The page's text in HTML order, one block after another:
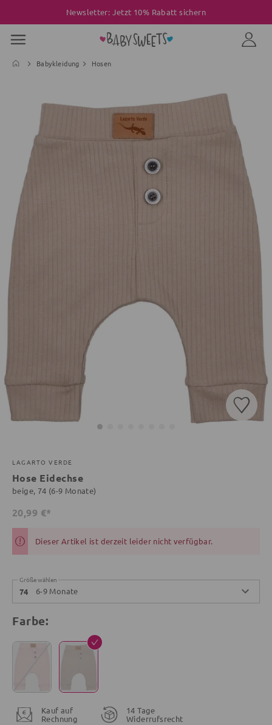
Newsletter: Jetzt 10% Rabatt sichern
Babykleidung Hosen
LAGARTO VERDE
Hose Eidechse
beige, 74 (6-9 Monate)
20,99 €*
Dieser Artikel ist derzeit leider nicht verfügbar.
Größe wählen
74 6-9 Monate
Farbe:
Kauf auf
Rechnung
14 Tage
Widerrufsrecht